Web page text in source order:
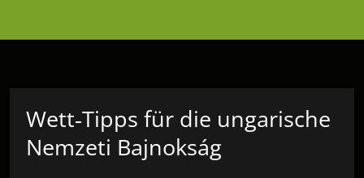
Wett‑Tipps für die ungarische
Nemzeti Bajnokság